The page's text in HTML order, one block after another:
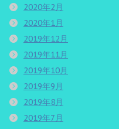
2020年2月
2020年1月
2019年12月
2019年11月
2019年10月
2019年9月
2019年8月
2019年7月